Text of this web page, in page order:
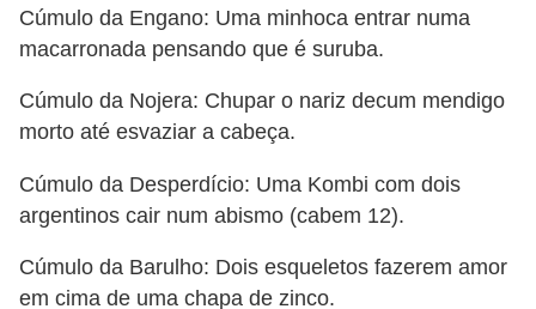
Cúmulo da Engano: Uma minhoca entrar numa
macarronada pensando que é suruba.
Cúmulo da Nojera: Chupar o nariz decum mendigo
morto até esvaziar a cabeça.
Cúmulo da Desperdício: Uma Kombi com dois
argentinos cair num abismo (cabem 12).
Cúmulo da Barulho: Dois esqueletos fazerem amor
em cima de uma chapa de zinco.